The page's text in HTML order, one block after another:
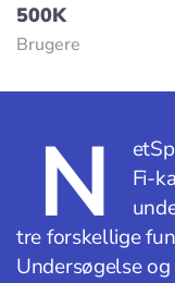
500K
Brugere
N
Fi-
tre forskellige
Undersøgelse